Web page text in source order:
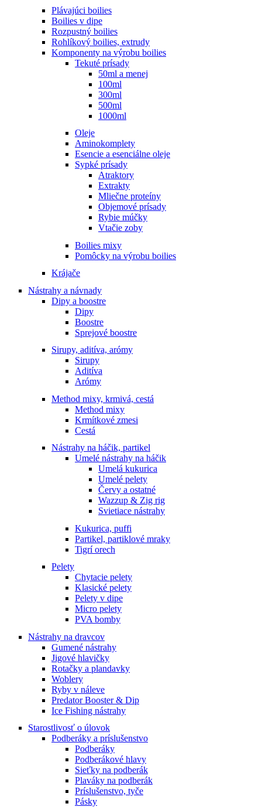
Plávajúci boilies
Boilies v dipe
Rozpustný boilies
Rohlíkový boilies, extrudy
Komponenty na výrobu boilies
Tekuté prísady
50ml a menej
100ml
300ml
500ml
1000ml
Oleje
Aminokomplety
Esencie a esenciálne oleje
Sypké prísady
Atraktory
Extrakty
Mliečne proteíny
Objemové prísady
Rybie múčky
Vtačie zoby
Boilies mixy
Pomôcky na výrobu boilies
Krájače
Nástrahy a návnady
Dipy a boostre
Dipy
Boostre
Sprejové boostre
Sirupy, aditíva, arómy
Sirupy
Aditíva
Arómy
Method mixy, krmivá, cestá
Method mixy
Krmítkové zmesi
Cestá
Nástrahy na háčik, partikel
Umelé nástrahy na háčik
Umelá kukurica
Umelé pelety
Červy a ostatné
Wazzup & Zig rig
Svietiace nástrahy
Kukurica, puffi
Partikel, partiklové mraky
Tigrí orech
Pelety
Chytacie pelety
Klasické pelety
Pelety v dipe
Micro pelety
PVA bomby
Nástrahy na dravcov
Gumené nástrahy
Jigové hlavičky
Rotačky a plandavky
Woblery
Ryby v náleve
Predator Booster & Dip
Ice Fishing nástrahy
Starostlivosť o úlovok
Podberáky a príslušenstvo
Podberáky
Podberákové hlavy
Sieťky na podberák
Plaváky na podberák
Príslušenstvo, tyče
Pásky